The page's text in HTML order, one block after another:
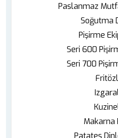
Paslanmaz
Soğutma
Pişirme
Seri 600
Seri 700
Makarna
Patates